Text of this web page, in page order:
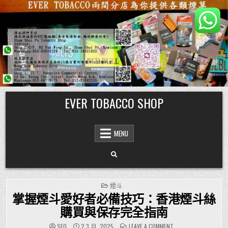
Skip
to
content
EVER TOBACCO SHOP
MENU
POSTED
IN
煙斗
掌握煙斗愛好者必備技巧：香港煙斗絲
購買與保存完全指南